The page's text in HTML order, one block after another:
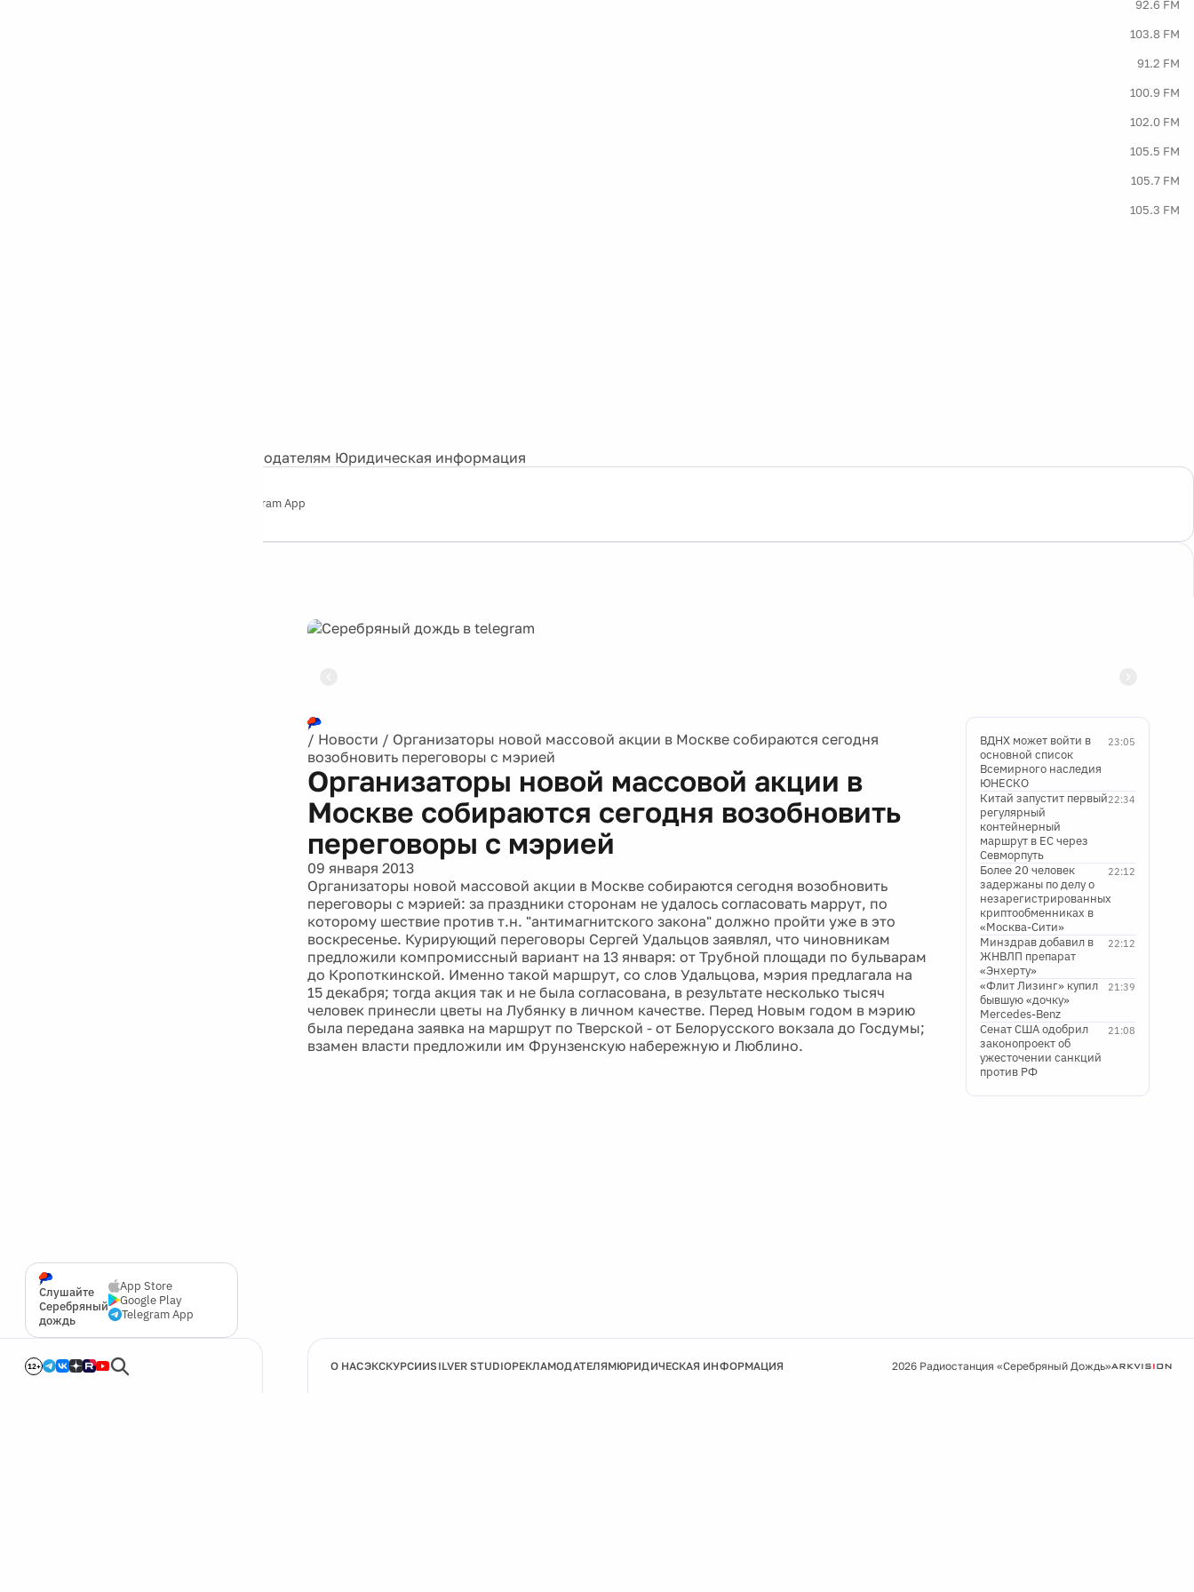
92.6 FM
103.8 FM
91.2 FM
100.9 FM
102.0 FM
105.5 FM
105.7 FM
105.3 FM
Рекламодателям Юридическая информация
Telegram App
Слушайте
Серебряный
дождь
App Store
Google Play
Telegram App
12+
/ Новости / Организаторы новой массовой акции в Москве собираются сегодня
возобновить переговоры с мэрией
Организаторы новой массовой акции в
Москве собираются сегодня возобновить
переговоры с мэрией
09 января 2013
Организаторы новой массовой акции в Москве собираются сегодня возобновить
переговоры с мэрией: за праздники сторонам не удалось согласовать маррут, по
которому шествие против т.н. "антимагнитского закона" должно пройти уже в это
воскресенье. Курирующий переговоры Сергей Удальцов заявлял, что чиновникам
предложили компромиссный вариант на 13 января: от Трубной площади по бульварам
до Кропоткинской. Именно такой маршрут, со слов Удальцова, мэрия предлагала на
15 декабря; тогда акция так и не была согласована, в результате несколько тысяч
человек принесли цветы на Лубянку в личном качестве. Перед Новым годом в мэрию
была передана заявка на маршрут по Тверской - от Белорусского вокзала до Госдумы;
взамен власти предложили им Фрунзенскую набережную и Люблино.
23:05
ВДНХ может войти в
основной список
Всемирного наследия
ЮНЕСКО
22:34
Китай запустит первый
регулярный
контейнерный
маршрут в ЕС через
Севморпуть
22:12
Более 20 человек
задержаны по делу о
незарегистрированных
криптообменниках в
«Москва-Сити»
22:12
Минздрав добавил в
ЖНВЛП препарат
«Энхерту»
21:39
«Флит Лизинг» купил
бывшую «дочку»
Mercedes-Benz
21:08
Сенат США одобрил
законопроект об
ужесточении санкций
против РФ
О НАСЭКСКУРСИИSILVER STUDIOРЕКЛАМОДАТЕЛЯМЮРИДИЧЕСКАЯ ИНФОРМАЦИЯ 2026 Радиостанция «Серебряный Дождь»